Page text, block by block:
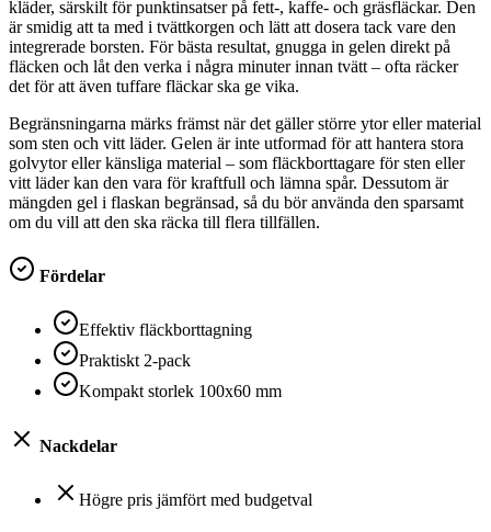
kläder, särskilt för punktinsatser på fett-, kaffe- och gräsfläckar. Den
är smidig att ta med i tvättkorgen och lätt att dosera tack vare den
integrerade borsten. För bästa resultat, gnugga in gelen direkt på
fläcken och låt den verka i några minuter innan tvätt – ofta räcker
det för att även tuffare fläckar ska ge vika.
Begränsningarna märks främst när det gäller större ytor eller material
som sten och vitt läder. Gelen är inte utformad för att hantera stora
golvytor eller känsliga material – som fläckborttagare för sten eller
vitt läder kan den vara för kraftfull och lämna spår. Dessutom är
mängden gel i flaskan begränsad, så du bör använda den sparsamt
om du vill att den ska räcka till flera tillfällen.
Fördelar
Effektiv fläckborttagning
Praktiskt 2-pack
Kompakt storlek 100x60 mm
Nackdelar
Högre pris jämfört med budgetval